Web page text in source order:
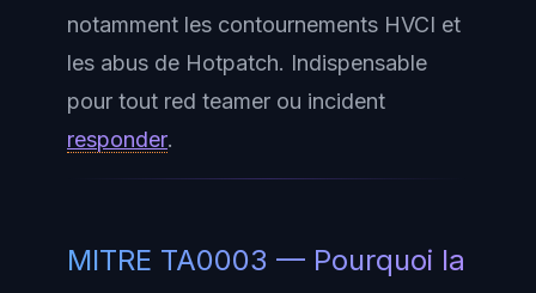
notamment les contournements HVCI et
les abus de Hotpatch. Indispensable
pour tout red teamer ou incident
responder.
MITRE TA0003 — Pourquoi la